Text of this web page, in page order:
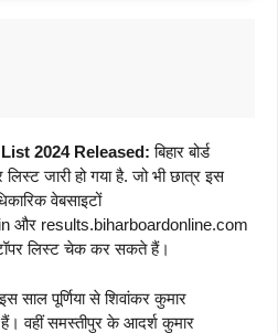
2024 Released: बिहार बोर्ड
जारी हो गया है. जो भी छात्र इस
वेबसाइटों
और results.biharboardonline.com
लिस्ट चेक कर सकते हैं।
इस साल पूर्णिया से शिवांकर कुमार
वहीं समस्तीपुर के आदर्श कुमार